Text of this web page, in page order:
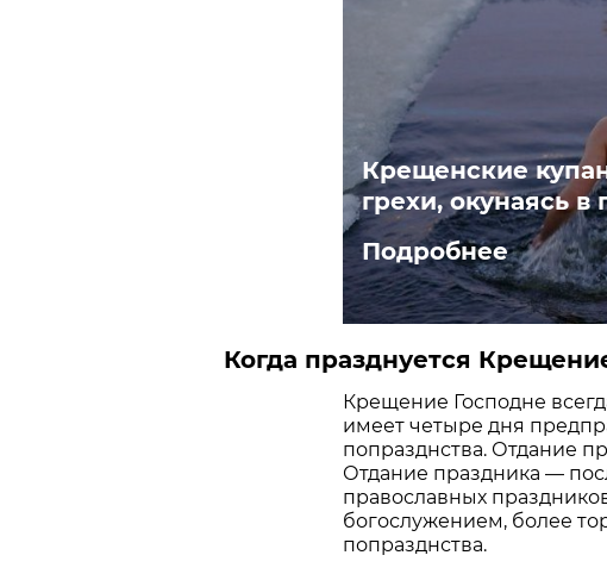
Крещенские
грехи, окунаясь в
Подробнее
Когда празднуется
Крещение Господне
имеет четыре дня
попразднства. Отдание
Отдание праздника —
православных
богослужением, более
попразднства.